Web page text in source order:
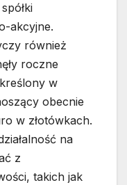
akcyjne.
również
roczne
w
obecnie
w złotówkach.
na
z
takich jak